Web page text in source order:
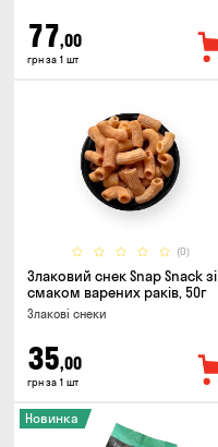
77,00
грн за 1 шт
(0)
Злаковий снек Snap Snack зі
смаком варених раків, 50г
Злакові снеки
35,00
грн за 1 шт
Новинка